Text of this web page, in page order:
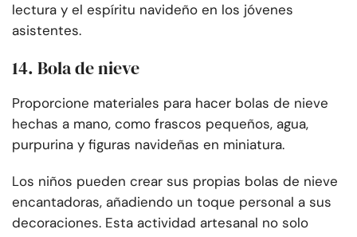
lectura y el espíritu navideño en los jóvenes
asistentes.
14. Bola de nieve
Proporcione materiales para hacer bolas de nieve
hechas a mano, como frascos pequeños, agua,
purpurina y figuras navideñas en miniatura.
Los niños pueden crear sus propias bolas de nieve
encantadoras, añadiendo un toque personal a sus
decoraciones. Esta actividad artesanal no solo